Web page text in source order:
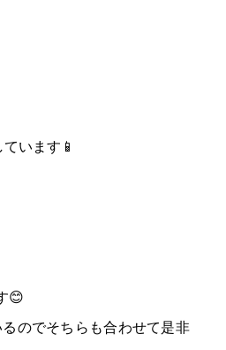
います📱
😊
のでそちらも合わせて是非